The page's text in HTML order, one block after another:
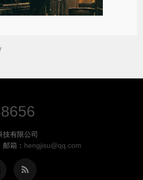
技有限公司
邮箱： hengjisu@qq.com